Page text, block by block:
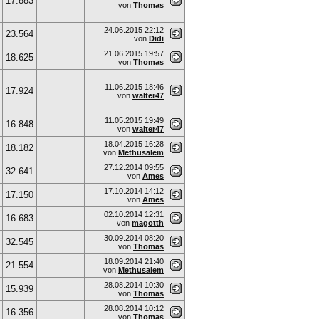
von Thomas
23.564 24.06.2015 22:12
von Didi
18.625 21.06.2015 19:57
von Thomas
17.924 11.06.2015 18:46
von walter47
16.848 11.05.2015 19:49
von walter47
18.182 18.04.2015 16:28
von Methusalem
32.641 27.12.2014 09:55
von Ames
17.150 17.10.2014 14:12
von Ames
16.683 02.10.2014 12:31
von magotth
32.545 30.09.2014 08:20
von Thomas
21.554 18.09.2014 21:40
von Methusalem
15.939 28.08.2014 10:30
von Thomas
16.356 28.08.2014 10:12
von Thomas